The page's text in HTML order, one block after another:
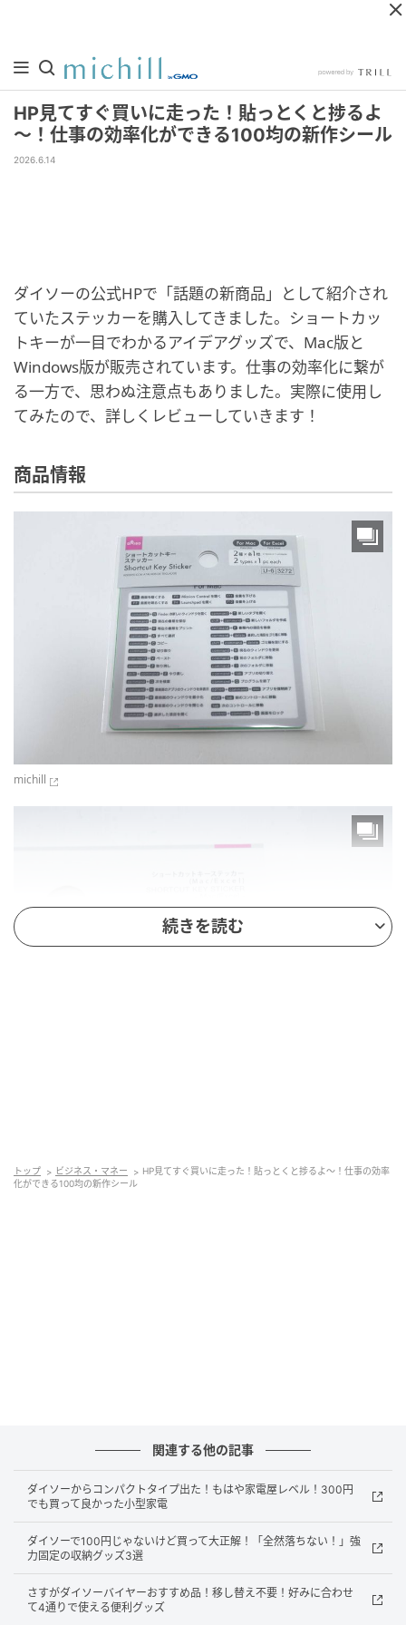
HP見てすぐ買いに走った！貼っとくと捗るよ
～！仕事の効率化ができる100均の新作シール
2026.6.14
ダイソーの公式HPで「話題の新商品」として紹介され
ていたステッカーを購入してきました。ショートカッ
トキーが一目でわかるアイデアグッズで、Mac版と
Windows版が販売されています。仕事の効率化に繋が
る一方で、思わぬ注意点もありました。実際に使用し
てみたので、詳しくレビューしていきます！
商品情報
michill
続きを読む
トップ ビジネス・マネー
HP見てすぐ買いに走った！貼っとくと捗るよ～！仕事の効率
化ができる100均の新作シール
関連する他の記事
ダイソーからコンパクトタイプ出た！もはや家電屋レベル！300円
でも買って良かった小型家電
ダイソーで100円じゃないけど買って大正解！「全然落ちない！」強
力固定の収納グッズ3選
さすがダイソーバイヤーおすすめ品！移し替え不要！好みに合わせ
て4通りで使える便利グッズ